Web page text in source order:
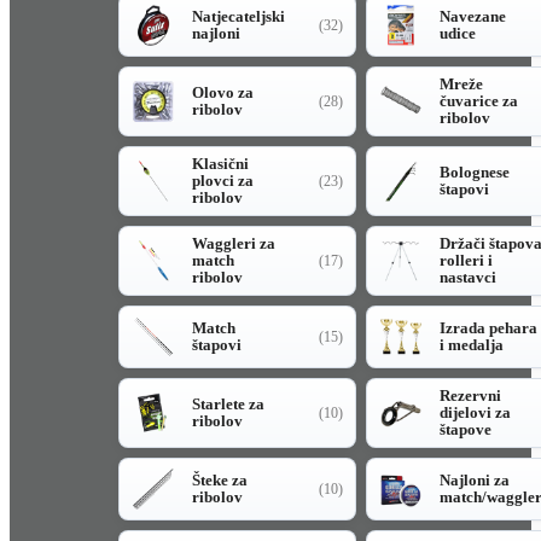
Natjecateljski
najloni
(32)
Navezane
udice
Olovo za
ribolov
(28)
Mreže
čuvarice za
ribolov
Klasični
plovci za
ribolov
(23)
Bolognese
štapovi
Waggleri za
match
ribolov
(17)
Držači štapova
rolleri i
nastavci
Match
štapovi
(15)
Izrada pehara
i medalja
Starlete za
ribolov
(10)
Rezervni
dijelovi za
štapove
Šteke za
ribolov
(10)
Najloni za
match/waggler